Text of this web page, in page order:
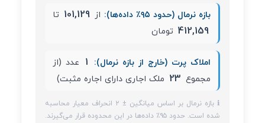
بازه نرمال (حدود ۹۵٪ داده‌ها): از 101,129 تا
412,159 تومان
املاک پرت (خارج از بازه نرمال): 1 عدد (از
مجموع 23 ملک اجاری دارای اجاره مثبت)
ℹ️ بازه نرمال بر اساس میانگین ± ۲ انحراف معیار محاسبه
شده است. حدود ۹۵٪ داده‌ها در این محدوده قرار می‌گیرند.